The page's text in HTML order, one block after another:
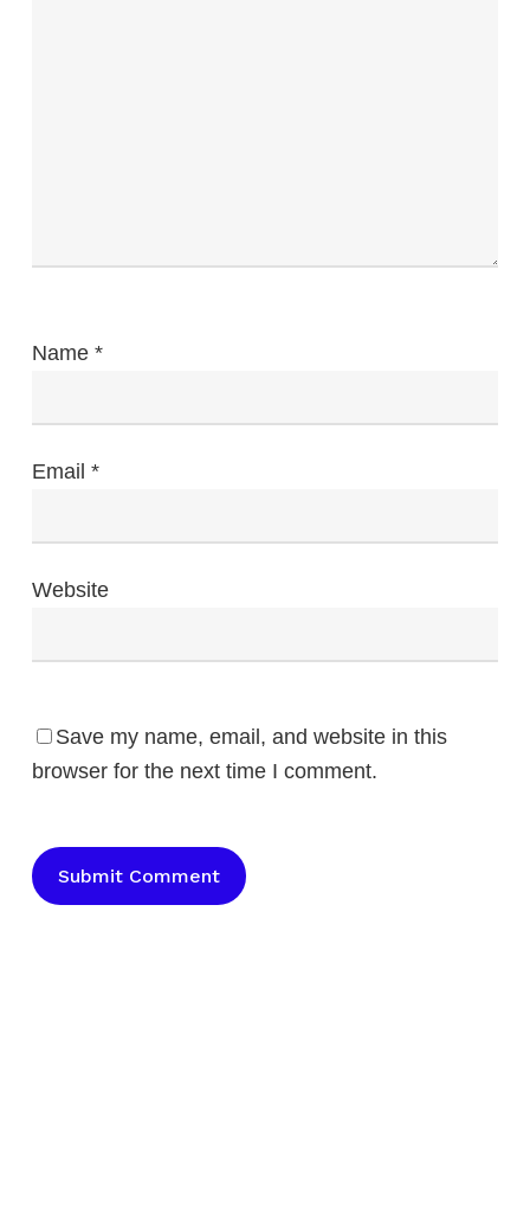
Name *
Email *
Website
Save my name, email, and website in this
browser for the next time I comment.